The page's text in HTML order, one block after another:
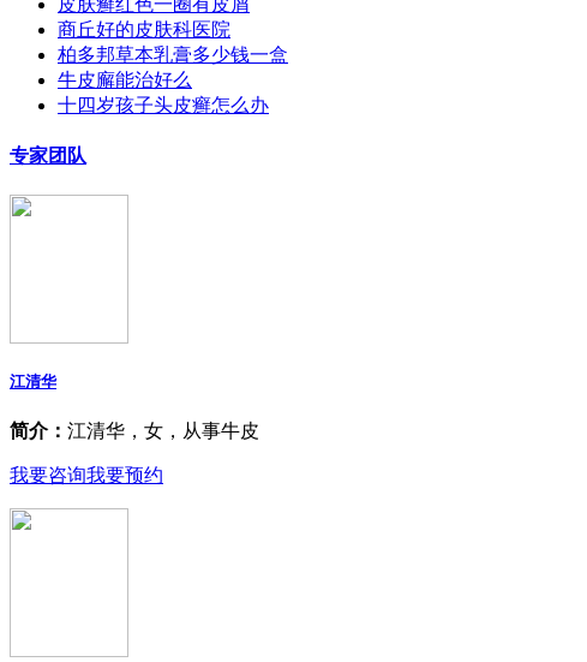
皮肤癣红色一圈有皮屑
商丘好的皮肤科医院
柏多邦草本乳膏多少钱一盒
牛皮廨能治好么
十四岁孩子头皮癣怎么办
专家团队
江清华
简介： 江清华，女，从事牛皮
我要咨询我要预约